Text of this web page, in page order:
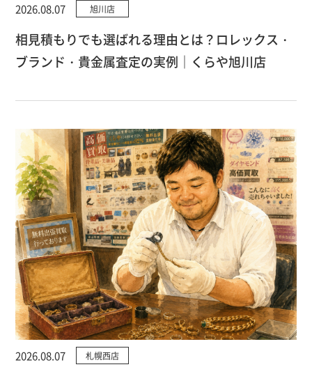
2026.08.07 旭川店
相見積もりでも選ばれる理由とは？ロレックス・
ブランド・貴金属査定の実例｜くらや旭川店
2026.08.07 札幌西店